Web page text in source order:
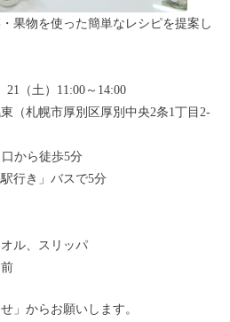
果物を使った簡単なレシピを提案し
21（土）11:00～14:00
（札幌市厚別区厚別中央2条1丁目2-
から徒歩5分
行き」バスで5分
ル、スリッパ
」からお願いします。